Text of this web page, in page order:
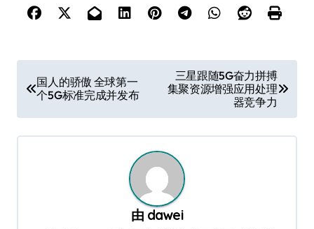
章
导
航
国人的骄傲 全球第一
个5G标准完成并发布
三星跟随5G奋力拼搏
集聚资源增强应用处理
器竞争力
由 dawei